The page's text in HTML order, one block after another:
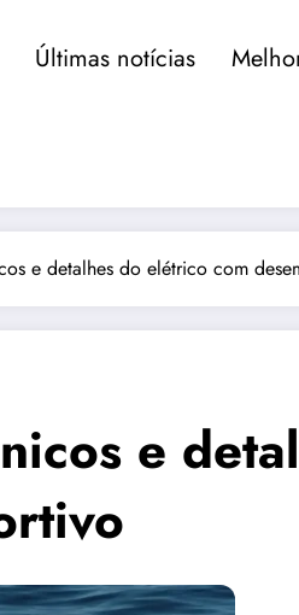
Últimas notícias
e detalhes do elétrico com
e